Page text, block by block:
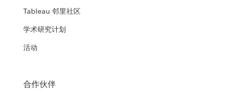
Tableau 邻里社区
学术研究计划
活动
合作伙伴